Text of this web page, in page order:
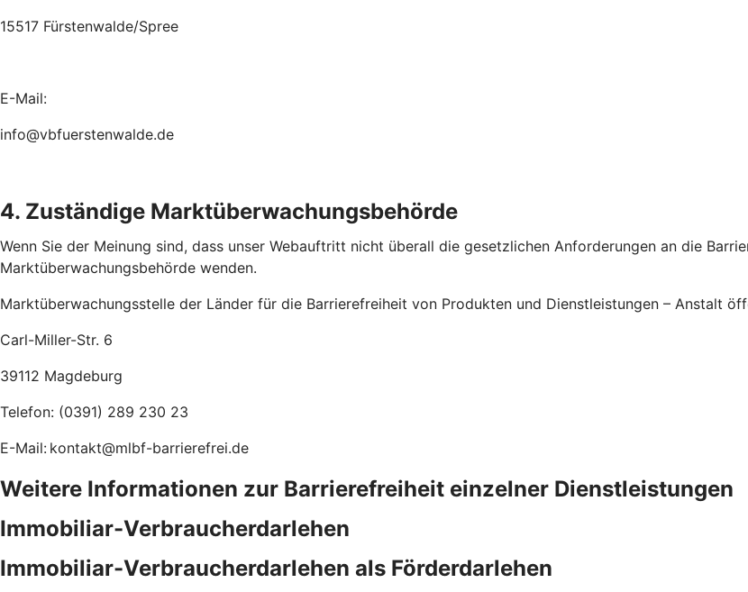
15517 Fürstenwalde/Spree
E-Mail:
info@vbfuerstenwalde.de
4. Zuständige Marktüberwachungsbehörde
Wenn Sie der Meinung sind, dass unser Webauftritt nicht überall die gesetzlichen Anforderungen an die
Marktüberwachungsbehörde wenden.
Marktüberwachungsstelle der Länder für die Barrierefreiheit von Produkten und Dienstleistungen – Anstalt
Carl-Miller-Str. 6
39112 Magdeburg
Telefon: (0391) 289 230 23
E-Mail: kontakt@mlbf-barrierefrei.de
Weitere Informationen zur Barrierefreiheit einzelner Dienstleistungen
Immobiliar-Verbraucherdarlehen
Immobiliar-Verbraucherdarlehen als Förderdarlehen